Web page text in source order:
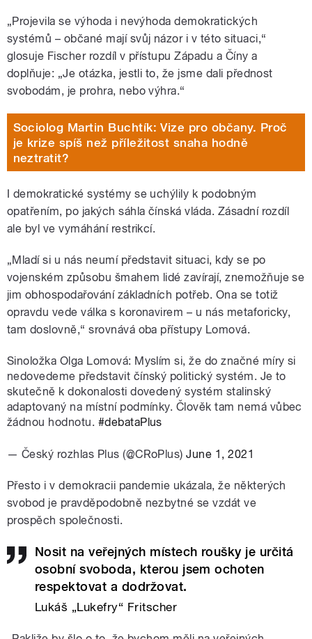
„Projevila se výhoda i nevýhoda demokratických
systémů – občané mají svůj názor i v této situaci,“
glosuje Fischer rozdíl v přístupu Západu a Číny a
doplňuje: „Je otázka, jestli to, že jsme dali přednost
svobodám, je prohra, nebo výhra.“
Sociolog Martin Buchtík: Vize pro občany. Proč
je krize spíš než příležitost snaha hodně
neztratit?
I demokratické systémy se uchýlily k podobným
opatřením, po jakých sáhla čínská vláda. Zásadní rozdíl
ale byl ve vymáhání restrikcí.
„Mladí si u nás neumí představit situaci, kdy se po
vojenském způsobu šmahem lidé zavírají, znemožňuje se
jim obhospodařování základních potřeb. Ona se totiž
opravdu vede válka s koronavirem – u nás metaforicky,
tam doslovně,“ srovnává oba přístupy Lomová.
Sinoložka Olga Lomová: Myslím si, že do značné míry si
nedovedeme představit čínský politický systém. Je to
skutečně k dokonalosti dovedený systém stalinský
adaptovaný na místní podmínky. Člověk tam nemá vůbec
žádnou hodnotu. #debataPlus
— Český rozhlas Plus (@CRoPlus)June 1, 2021
Přesto i v demokracii pandemie ukázala, že některých
svobod je pravděpodobně nezbytné se vzdát ve
prospěch společnosti.
Nosit na veřejných místech roušky je určitá
osobní svoboda, kterou jsem ochoten
respektovat a dodržovat.
Lukáš „Lukefry“ Fritscher